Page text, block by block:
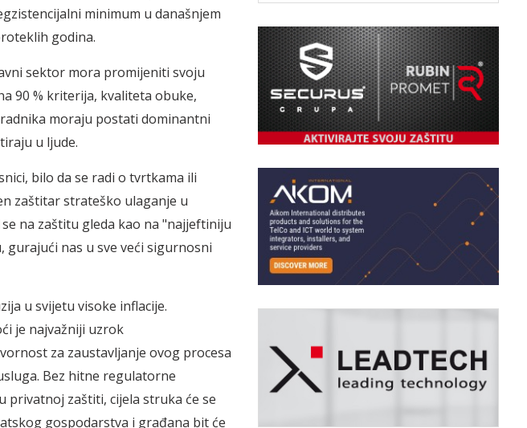
minimum u današnjem
godina.
sektor mora promijeniti svoju
90 % kriterija, kvaliteta obuke,
moraju postati dominantni
u ljude.
bilo da se radi o tvrtkama ili
zaštitar strateško ulaganje u
na zaštitu gleda kao na "najjeftiniju
nas u sve veći sigurnosni
u svijetu visoke inflacije.
je najvažniji uzrok
za zaustavljanje ovog procesa
Bez hitne regulatorne
privatnoj zaštiti, cijela struka će se
gospodarstva i građana bit će